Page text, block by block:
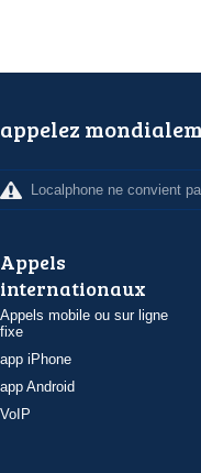
appelez
Localphone ne convient
Appels
internationaux
Appels mobile ou sur ligne
fixe
app iPhone
app Android
VoIP